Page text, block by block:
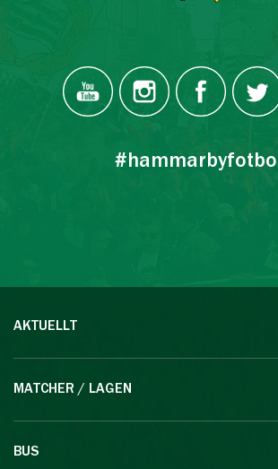
#hammarbyfotboll
AKTUELLT
MATCHER / LAGEN
BUS